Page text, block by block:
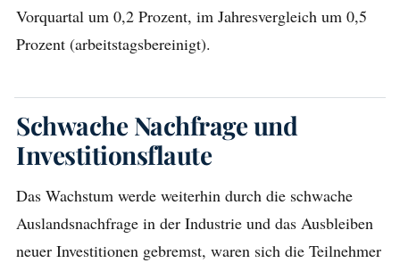
Vorquartal um 0,2 Prozent, im Jahresvergleich um 0,5
Prozent (arbeitstagsbereinigt).
Schwache Nachfrage und
Investitionsflaute
Das Wachstum werde weiterhin durch die schwache
Auslandsnachfrage in der Industrie und das Ausbleiben
neuer Investitionen gebremst, waren sich die Teilnehmer